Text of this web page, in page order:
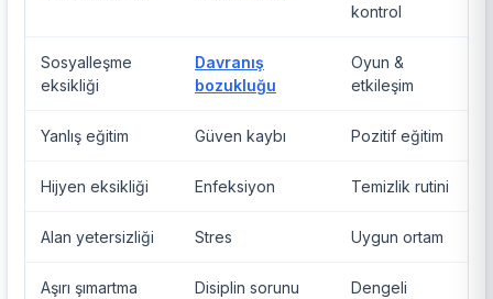
kontrol
Sosyalleşme
eksikliği
Davranış
bozukluğu
Oyun &
etkileşim
Yanlış eğitim Güven kaybı Pozitif eğitim
Hijyen eksikliği Enfeksiyon Temizlik rutini
Alan yetersizliği Stres Uygun ortam
Aşırı şımartma Disiplin sorunu
Dengeli